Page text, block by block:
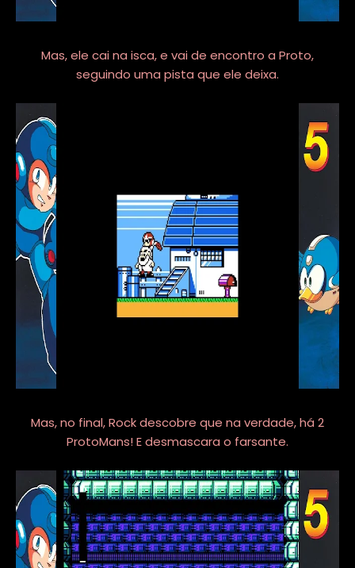
Mas, ele cai na isca, e vai de encontro a Proto,
seguindo uma pista que ele deixa.
Mas, no final, Rock descobre que na verdade, há 2
ProtoMans! E desmascara o farsante.